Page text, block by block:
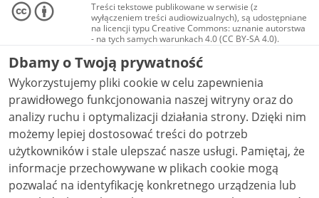
Treści tekstowe publikowane w serwisie (z
wyłączeniem treści audiowizualnych), są udostępniane
na licencji typu Creative Commons: uznanie autorstwa
- na tych samych warunkach 4.0 (CC BY-SA 4.0).
Materiały audiowizualne, w tym zdjęcia, materiały
audio i wideo, są udostępniane na licencji typu
Creative Commons: uznanie autorstwa użycie
niekomercyjne - bez utworów zależnych 4.0 (CC BY-
NC-ND 4.0), o ile nie jest to stwierdzone inaczej.
Dbamy o Twoją prywatność
Wykorzystujemy pliki cookie w celu zapewnienia
prawidłowego funkcjonowania naszej witryny oraz do
analizy ruchu i optymalizacji działania strony. Dzięki nim
możemy lepiej dostosować treści do potrzeb
użytkowników i stale ulepszać nasze usługi. Pamiętaj, że
informacje przechowywane w plikach cookie mogą
pozwalać na identyfikację konkretnego urządzenia lub